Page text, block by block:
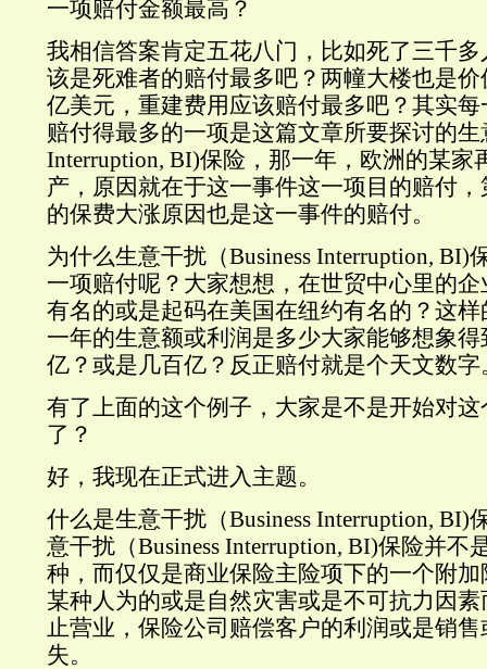
一项赔付金额最高？
我相信答案肯定五花八门，比如死了三千
该是死难者的赔付最多吧？两幢大楼也是
亿美元，重建费用应该赔付最多吧？其实
赔付得最多的一项是这篇文章所要探讨的
Interruption, BI)保险，那一年，欧洲的某家
产，原因就在于这一事件这一项目的赔付
的保费大涨原因也是这一事件的赔付。
为什么生意干扰（Business Interruption, BI)
一项赔付呢？大家想想，在世贸中心里的
有名的或是起码在美国在纽约有名的？这
一年的生意额或利润是多少大家能够想象
亿？或是几百亿？反正赔付就是个天文数字
有了上面的这个例子，大家是不是开始对
了？
好，我现在正式进入主题。
什么是生意干扰（Business Interruption, BI)
意干扰（Business Interruption, BI)保险并不
种，而仅仅是商业保险主险项下的一个附
某种人为的或是自然灾害或是不可抗力因
止营业，保险公司赔偿客户的利润或是销
失。